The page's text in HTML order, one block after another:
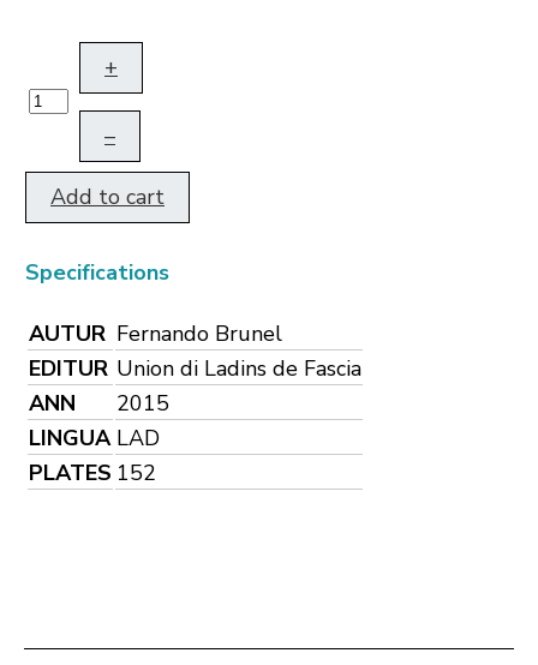
+
–
Add to cart
Specifications
AUTUR Fernando Brunel
EDITUR Union di Ladins de Fascia
ANN
2015
LINGUA LAD
PLATES 152